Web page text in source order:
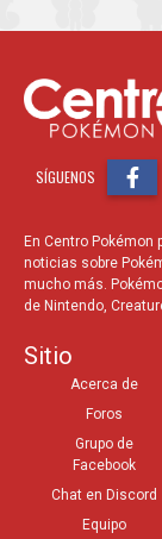
SÍGUENOS
En Centro
noticias sobre
mucho más.
de Nintendo,
Sitio
Acerca de
Foros
Grupo de
Facebook
Chat en Discord
Equipo